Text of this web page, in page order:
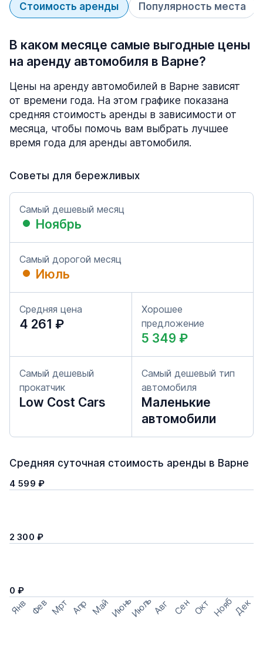
Стоимость аренды Популярность места
В каком месяце самые выгодные цены
на аренду автомобиля в Варне?
Цены на аренду автомобилей в Варне зависят
от времени года. На этом графике показана
средняя стоимость аренды в зависимости от
месяца, чтобы помочь вам выбрать лучшее
время года для аренды автомобиля.
Советы для бережливых
Самый дешевый месяц
Ноябрь
Самый дорогой месяц
Июль
Средняя цена
4 261 ₽
Хорошее
предложение
5 349 ₽
Самый дешевый
прокатчик
Low Cost Cars
Самый дешевый тип
автомобиля
Маленькие
автомобили
Средняя суточная стоимость аренды в Варне
4 599 ₽
2 300 ₽
0 ₽
Янв Фев Мрт Апр МайИюньИюльАвг Сен Окт НоябДек